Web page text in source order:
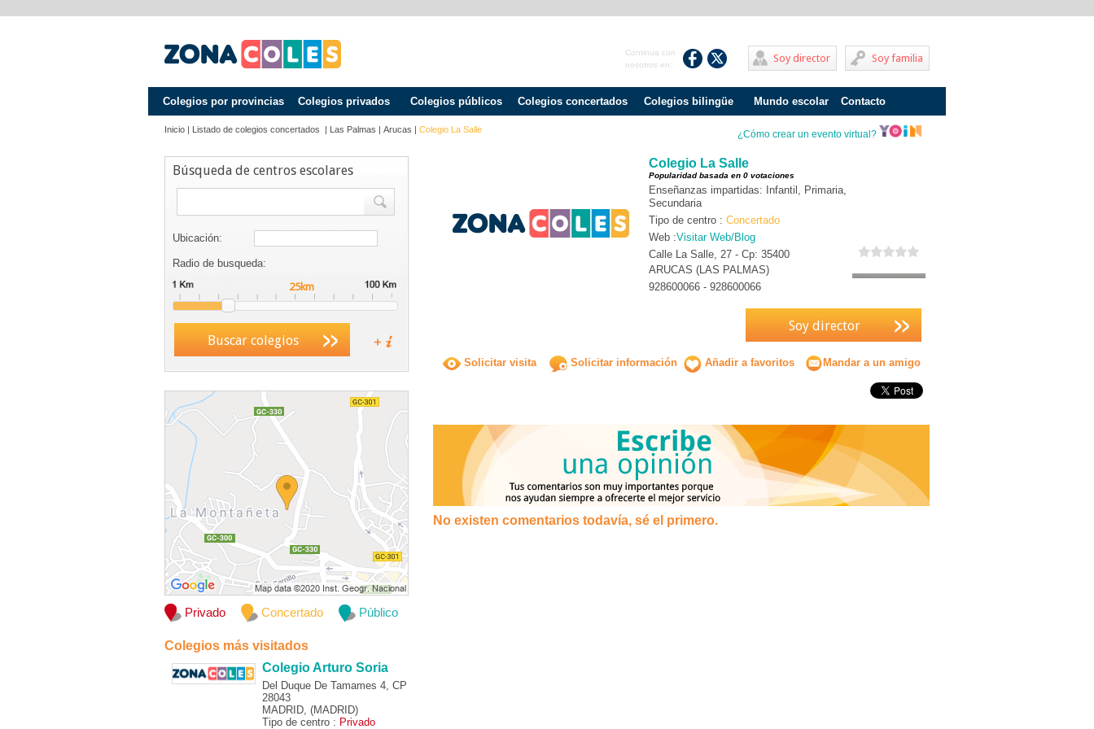
Soy familia
Soy director
Continua con
nosotros en:
Colegios por provincias Colegios privados Colegios públicos Colegios concertados Colegios bilingüe Mundo escolar
Problemas de aprendizaje
Internados
Fracaso escolar
Acoso escolar
Profesores
Primaria
Contacto
Inicio | Listado de colegios concertados | Las Palmas | Arucas | Colegio La Salle ¿Cómo crear un evento virtual?
Búsqueda de centros escolares
Ubicación:
Radio de busqueda:
Buscar colegios
Privado Concertado Público
Colegios más visitados
Colegio Arturo Soria
Del Duque De Tamames 4, CP
28043
MADRID, (MADRID)
Tipo de centro : Privado
Colegio La Salle
Popularidad basada en 0 votaciones
Enseñanzas impartidas: Infantil, Primaria,
Secundaria
Tipo de centro : Concertado
Web :Visitar Web/Blog
Calle La Salle, 27 - Cp: 35400
ARUCAS (LAS PALMAS)
928600066 - 928600066
Soy director
Solicitar visita Solicitar información Añadir a favoritos Mandar a un amigo
No existen comentarios todavía, sé el primero.